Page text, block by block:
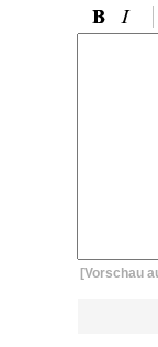
[Vorschau